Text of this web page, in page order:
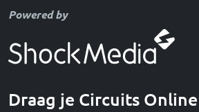
Powered by
Draag je Circuits